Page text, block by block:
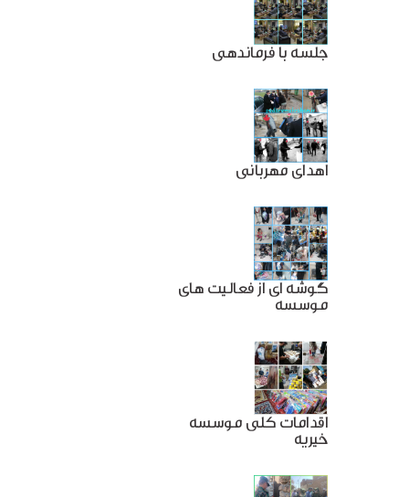
جلسه با فرماندهی
اهدای مهربانی
گوشه ای از فعالیت های
موسسه
اقدامات کلی موسسه
خیریه